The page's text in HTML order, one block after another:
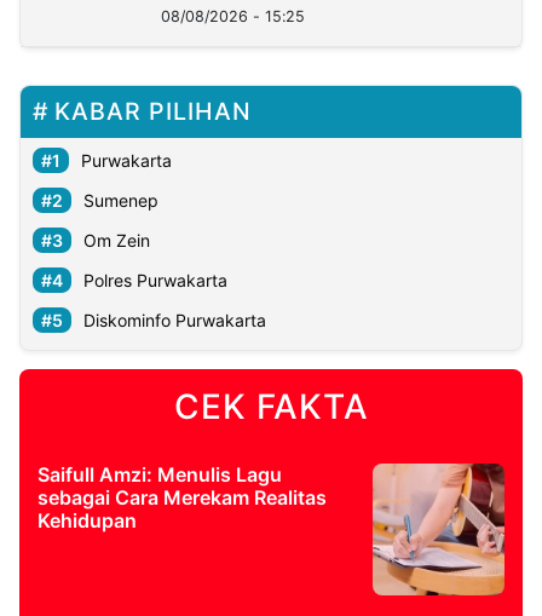
08/08/2026 - 15:25
KABAR PILIHAN
Purwakarta
Sumenep
Om Zein
Polres Purwakarta
Diskominfo Purwakarta
CEK FAKTA
Saifull Amzi: Menulis Lagu
sebagai Cara Merekam Realitas
Kehidupan